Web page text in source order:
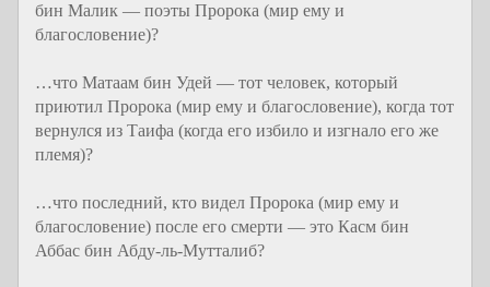
бин Малик — поэты Пророка (мир ему и
благословение)?
…что Матаам бин Удей — тот человек, который
приютил Пророка (мир ему и благословение), когда тот
вернулся из Таифа (когда его избило и изгнало его же
племя)?
…что последний, кто видел Пророка (мир ему и
благословение) после его смерти — это Касм бин
Аббас бин Абду-ль-Мутталиб?